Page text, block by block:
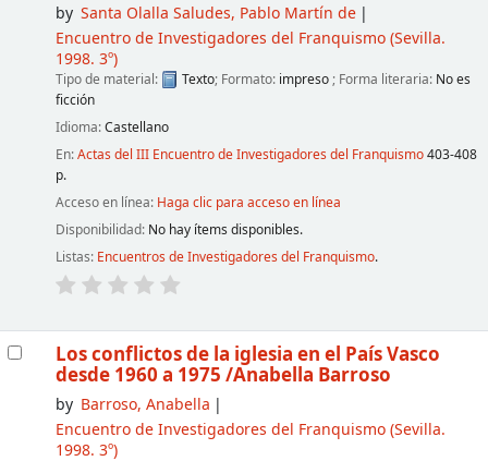
by Santa Olalla Saludes, Pablo Martín de
Encuentro de Investigadores del Franquismo(Sevilla.
1998. 3º)
Tipo de material: Texto; Formato: impreso ; Forma literaria: No es
ficción
Idioma:Castellano
En:Actas del III Encuentro de Investigadores del Franquismo403-408
p.
Acceso en línea: Haga clic para acceso en línea
Disponibilidad: No hay ítems disponibles.
Listas: Encuentros de Investigadores del Franquismo.
Los conflictos de la iglesia en el País Vasco
desde 1960 a 1975 /Anabella Barroso
by Barroso, Anabella
Encuentro de Investigadores del Franquismo(Sevilla.
1998. 3º)